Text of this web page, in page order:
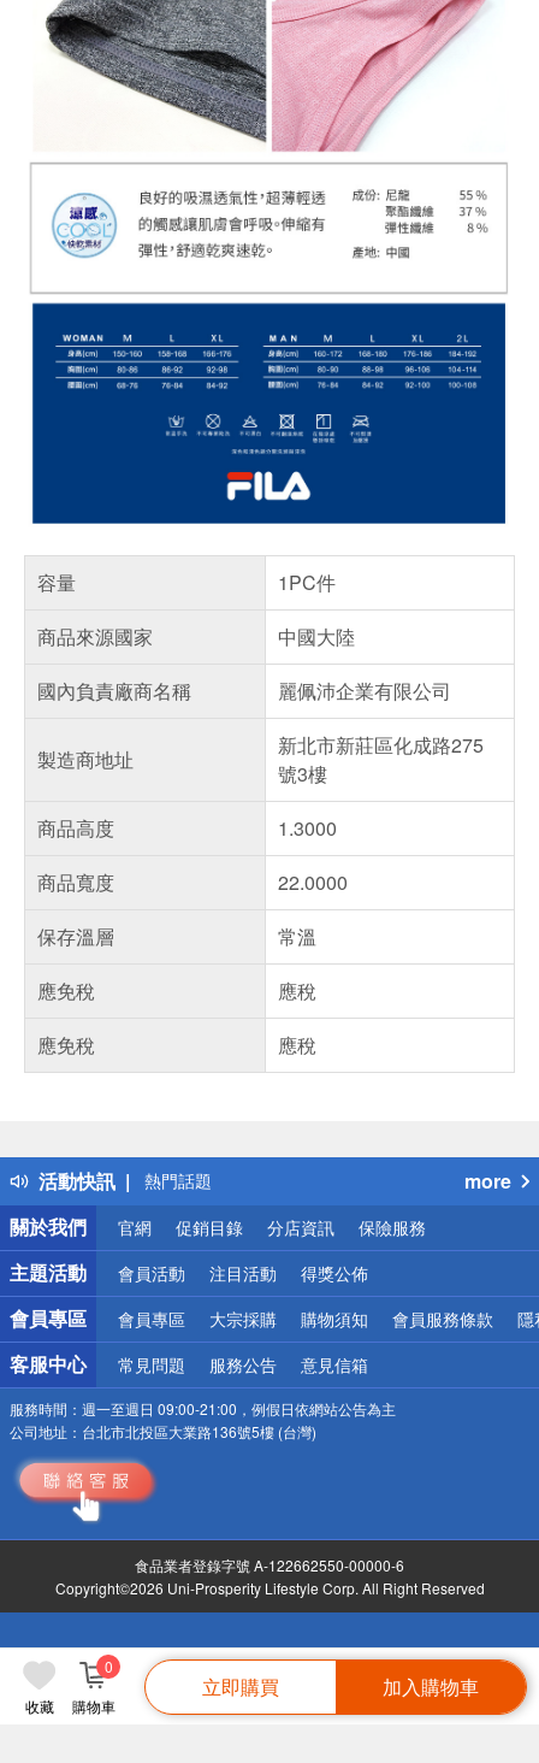
收藏 購物車
0
立即購買 加入購物車
容量
1PC件
商品來源國家
中國大陸
國內負責廠商名稱
麗佩沛企業有限公司
製造商地址
新北市新莊區化成路275
號3樓
商品高度
1.3000
商品寬度
22.0000
保存溫層
常溫
應免稅
應稅
應免稅
應稅
活動快訊
得獎公告
熱門話題
銀行優惠
偏遠地區配送
詐騙網頁！請小心！
more
關於我們
官網 促銷目錄 分店資訊 保險服務
主題活動 會員活動 注目活動 得獎公佈
會員專區 會員專區 大宗採購 購物須知 會員服務條款 隱
客服中心 常見問題 服務公告 意見信箱
服務時間： 週一至週日 09:00-21:00，例假日依網站公告為主
公司地址： 台北市北投區大業路136號5樓 (台灣)
食品業者登錄字號 A-122662550-00000-6
Copyright©2026 Uni-Prosperity Lifestyle Corp. All Right Reserved